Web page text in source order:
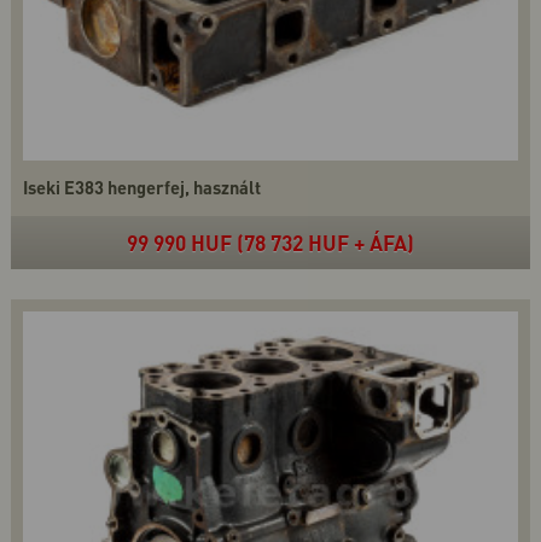
Iseki E383 hengerfej, használt
99 990 HUF (78 732 HUF + ÁFA)